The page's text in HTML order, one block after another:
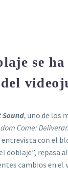
se
Sound, uno de los
Come:
con el
repasa
cambios en